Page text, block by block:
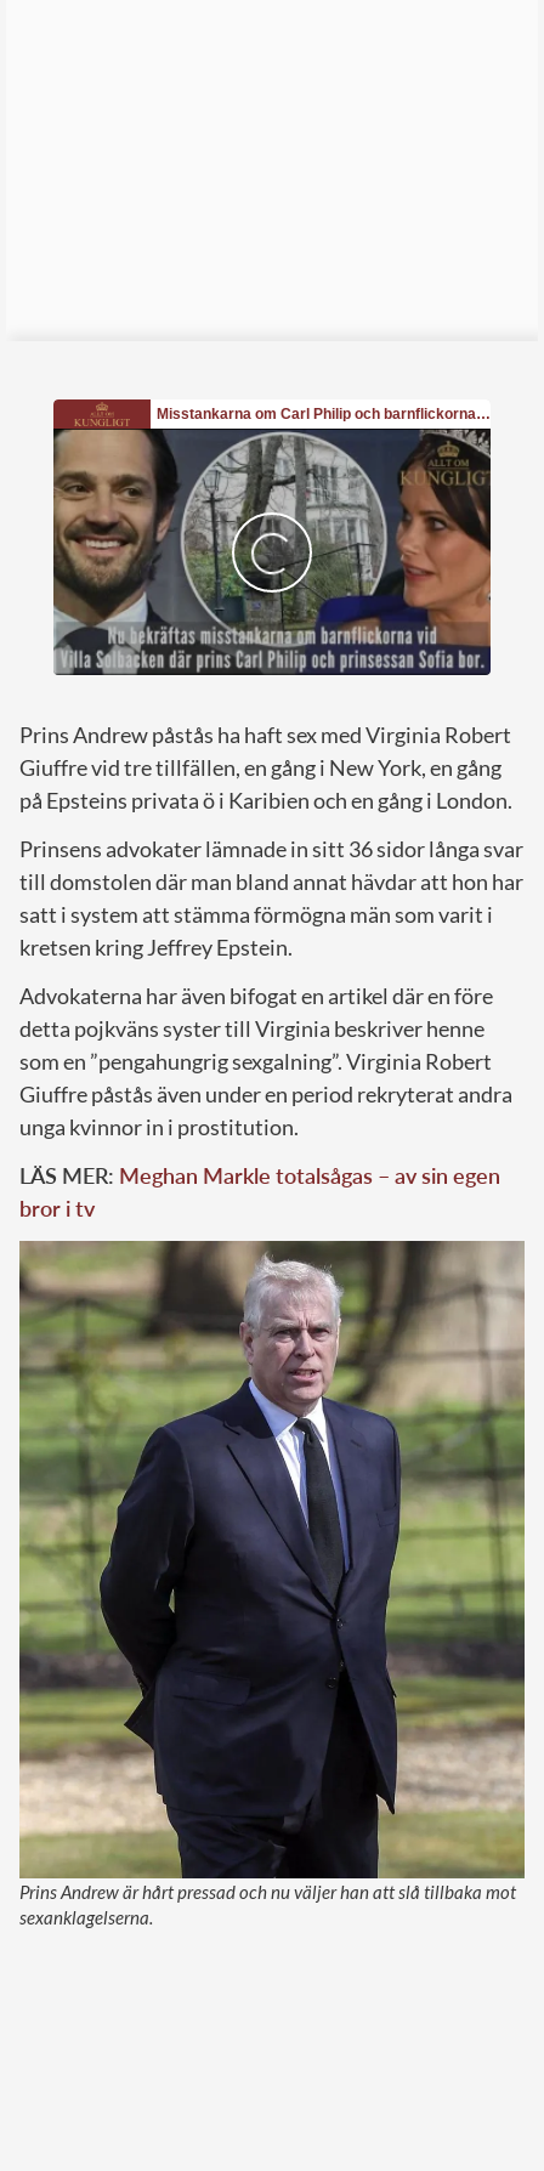
Prins Andrew påstås ha haft sex med Virginia Robert
Giuffre vid tre tillfällen, en gång i New York, en gång
på Epsteins privata ö i Karibien och en gång i London.
Prinsens advokater lämnade in sitt 36 sidor långa svar
till domstolen där man bland annat hävdar att hon har
satt i system att stämma förmögna män som varit i
kretsen kring Jeffrey Epstein.
Advokaterna har även bifogat en artikel där en före
detta pojkväns syster till Virginia beskriver henne
som en ”pengahungrig sexgalning”. Virginia Robert
Giuffre påstås även under en period rekryterat andra
unga kvinnor in i prostitution.
LÄS MER: Meghan Markle totalsågas – av sin egen
bror i tv
Prins Andrew är hårt pressad och nu väljer han att slå tillbaka mot
sexanklagelserna.